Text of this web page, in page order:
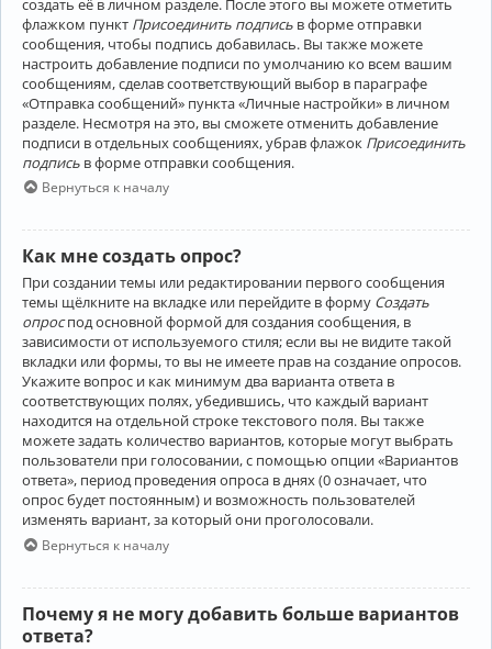
флажком пункт Присоединить подпись в форме отправки
сообщения, чтобы подпись добавилась. Вы также можете
настроить добавление подписи по умолчанию ко всем вашим
сообщениям, сделав соответствующий выбор в параграфе
«Отправка сообщений» пункта «Личные настройки» в личном
разделе. Несмотря на это, вы сможете отменить добавление
подписи в отдельных сообщениях, убрав флажок Присоединить
подпись в форме отправки сообщения.
Вернуться к началу
Как мне создать опрос?
При создании темы или редактировании первого сообщения
темы щёлкните на вкладке или перейдите в форму Создать
опроспод основной формой для создания сообщения, в
зависимости от используемого стиля; если вы не видите такой
вкладки или формы, то вы не имеете прав на создание опросов.
Укажите вопрос и как минимум два варианта ответа в
соответствующих полях, убедившись, что каждый вариант
находится на отдельной строке текстового поля. Вы также
можете задать количество вариантов, которые могут выбрать
пользователи при голосовании, с помощью опции «Вариантов
ответа», период проведения опроса в днях (0 означает, что
опрос будет постоянным) и возможность пользователей
изменять вариант, за который они проголосовали.
Вернуться к началу
Почему я не могу добавить больше вариантов
ответа?